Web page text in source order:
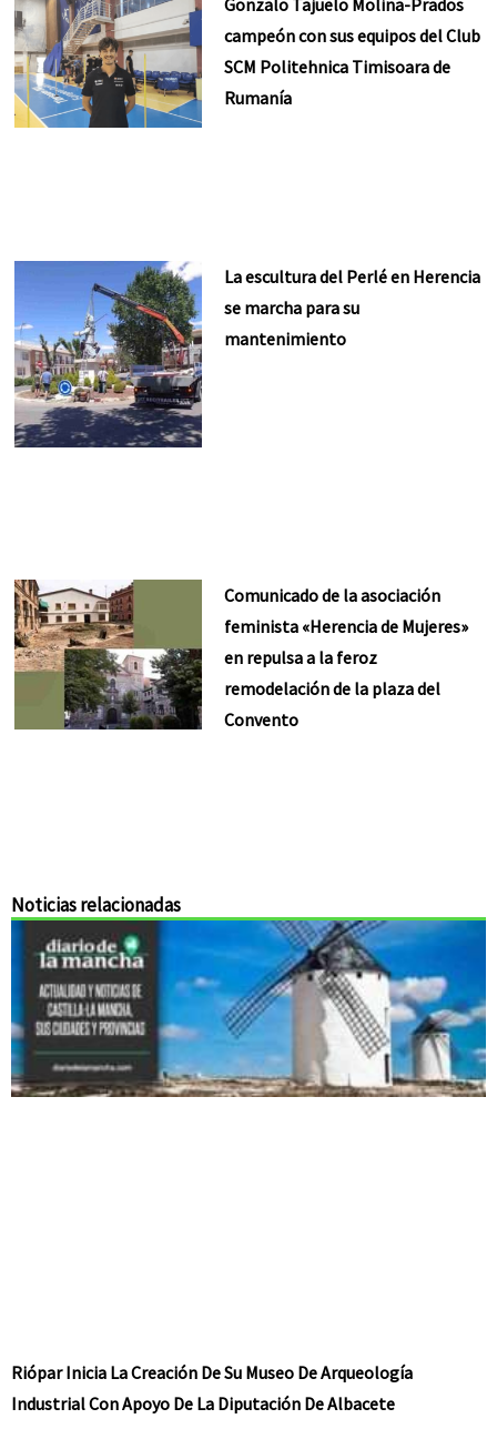
campeón con sus equipos del Club
SCM Politehnica Timisoara de
Rumanía
La escultura del Perlé en Herencia
se marcha para su
mantenimiento
Comunicado de la asociación
feminista «Herencia de Mujeres»
en repulsa a la feroz
remodelación de la plaza del
Convento
Noticias relacionadas
Riópar Inicia La Creación De Su Museo De Arqueología
Industrial Con Apoyo De La Diputación De Albacete